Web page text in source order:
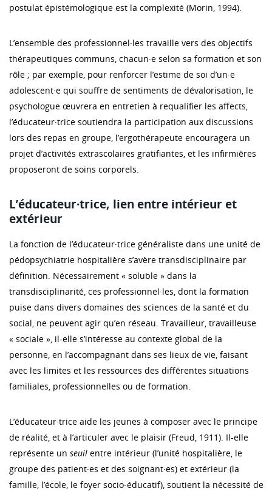
postulat épistémologique est la complexité (Morin, 1994).
L’ensemble des professionnel·les travaille vers des objectifs
thérapeutiques communs, chacun·e selon sa formation et son
rôle ; par exemple, pour renforcer l’estime de soi d’un·e
adolescent·e qui souffre de sentiments de dévalorisation, le
psychologue œuvrera en entretien à requalifier les affects,
l’éducateur·trice soutiendra la participation aux discussions
lors des repas en groupe, l’ergothérapeute encouragera un
projet d’activités extrascolaires gratifiantes, et les infirmières
proposeront de soins corporels.
L’éducateur·trice, lien entre intérieur et
extérieur
La fonction de l’éducateur·trice généraliste dans une unité de
pédopsychiatrie hospitalière s’avère transdisciplinaire par
définition. Nécessairement « soluble » dans la
transdisciplinarité, ces professionnel·les, dont la formation
puise dans divers domaines des sciences de la santé et du
social, ne peuvent agir qu’en réseau. Travailleur, travailleuse
« sociale », il-elle s’intéresse au contexte global de la
personne, en l’accompagnant dans ses lieux de vie, faisant
avec les limites et les ressources des différentes situations
familiales, professionnelles ou de formation.
L’éducateur·trice aide les jeunes à composer avec le principe
de réalité, et à l’articuler avec le plaisir (Freud, 1911). Il-elle
représente un seuil entre intérieur (l’unité hospitalière, le
groupe des patient·es et des soignant·es) et extérieur (la
famille, l’école, le foyer socio-éducatif), soutient la nécessité de